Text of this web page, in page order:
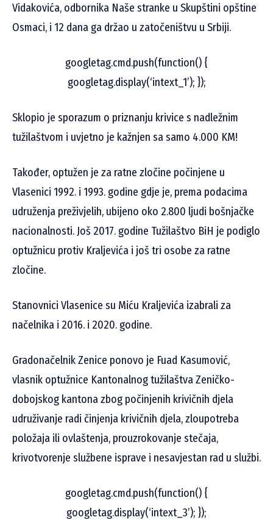
Vidakovića, odbornika Naše stranke u Skupštini opštine
Osmaci, i 12 dana ga držao u zatočeništvu u Srbiji.
googletag.cmd.push(function() {
googletag.display(‘intext_1’); });
Sklopio je sporazum o priznanju krivice s nadležnim
tužilaštvom i uvjetno je kažnjen sa samo 4.000 KM!
Također, optužen je za ratne zločine počinjene u
Vlasenici 1992. i 1993. godine gdje je, prema podacima
udruženja preživjelih, ubijeno oko 2.800 ljudi bošnjačke
nacionalnosti. Još 2017. godine Tužilaštvo BiH je podiglo
optužnicu protiv Kraljevića i još tri osobe za ratne
zločine.
Stanovnici Vlasenice su Miću Kraljevića izabrali za
načelnika i 2016. i 2020. godine.
Gradonačelnik Zenice ponovo je Fuad Kasumović,
vlasnik optužnice Kantonalnog tužilaštva Zeničko-
dobojskog kantona zbog počinjenih krivičnih djela
udruživanje radi činjenja krivičnih djela, zloupotreba
položaja ili ovlaštenja, prouzrokovanje stečaja,
krivotvorenje službene isprave i nesavjestan rad u službi.
googletag.cmd.push(function() {
googletag.display(‘intext_3’); });